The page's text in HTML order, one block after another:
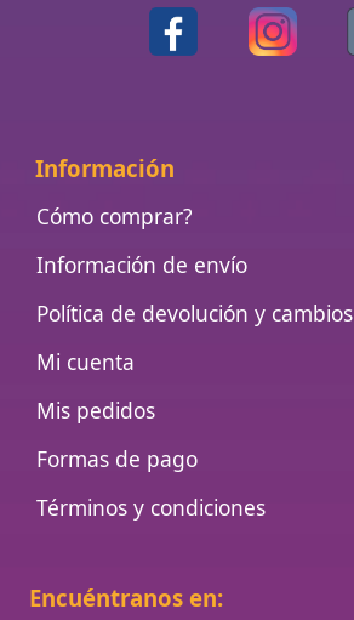
Información
Cómo comprar?
Información de envío
Política de devolución y cambios
Mi cuenta
Mis pedidos
Formas de pago
Términos y condiciones
Encuéntranos en: